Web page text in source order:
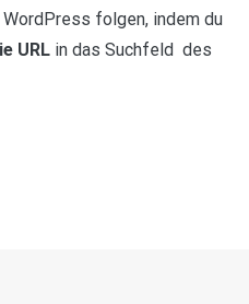
folgen, indem du
URL in das Suchfeld des